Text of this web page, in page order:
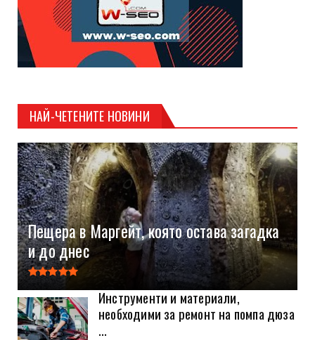
НАЙ-ЧЕТЕНИТЕ НОВИНИ
Пещера в Маргейт, която остава загадка
и до днес
Инструменти и материали,
необходими за ремонт на помпа дюза
...